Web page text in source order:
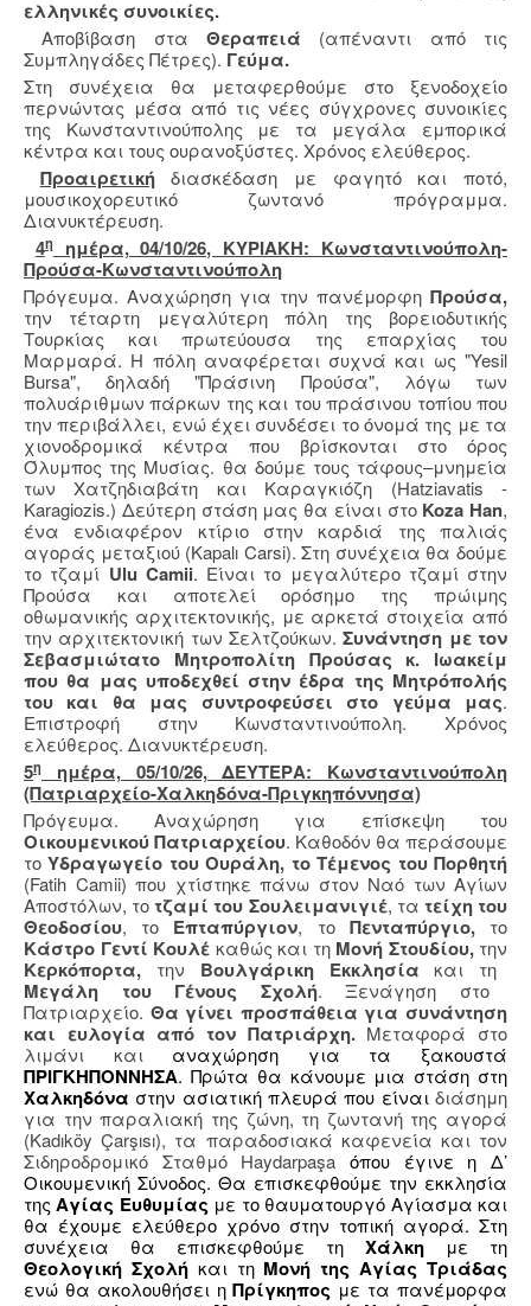
ελληνικές συνοικίες.
Αποβίβαση στα Θεραπειά (απέναντι από τις
Συμπληγάδες Πέτρες). Γεύμα.
Στη συνέχεια θα μεταφερθούμε στο ξενοδοχείο
περνώντας μέσα από τις νέες σύγχρονες συνοικίες
της Κωνσταντινούπολης με τα μεγάλα εμπορικά
κέντρα και τους ουρανοξύστες. Χρόνος ελεύθερος.
Προαιρετική
διασκέδαση με φαγητό και ποτό,
μουσικοχορευτικό ζωντανό πρόγραμμα.
Διανυκτέρευση.
4η
ημέρα, 04/10/26, ΚΥΡΙΑΚΗ: Κωνσταντινούπολη-
Προύσα-Κωνσταντινούπολη
Πρόγευμα. Αναχώρηση για την πανέμορφη Προύσα,
την τέταρτη μεγαλύτερη πόλη της βορειοδυτικής
Τουρκίας και πρωτεύουσα της επαρχίας του
Μαρμαρά. Η πόλη αναφέρεται συχνά και ως "Yesil
Bursa", δηλαδή "Πράσινη Προύσα", λόγω των
πολυάριθμων πάρκων της και του πράσινου τοπίου που
την περιβάλλει, ενώ έχει συνδέσει το όνομά της με τα
χιονοδρομικά κέντρα που βρίσκονται στο όρος
Όλυμπος της Μυσίας. θα δούμε τους τάφους–μνημεία
των Χατζηδιαβάτη και Καραγκιόζη (Hatziavatis -
Karagiozis.) Δεύτερη στάση μας θα είναι στο Koza Han,
ένα ενδιαφέρον κτίριο στην καρδιά της παλιάς
αγοράς μεταξιού (Kapalı Carsi). Στη συνέχεια θα δούμε
το τζαμί Ulu Camii. Είναι το μεγαλύτερο τζαμί στην
Προύσα και αποτελεί ορόσημο της πρώιμης
οθωμανικής αρχιτεκτονικής, με αρκετά στοιχεία από
την αρχιτεκτονική των Σελτζούκων.Συνάντηση με τον
Σεβασμιώτατο Μητροπολίτη Προύσας κ. Ιωακείμ
που θα μας υποδεχθεί στην έδρα της Μητρόπολής
του και θα μας συντροφεύσει στο γεύμα μας.
Επιστροφή στην Κωνσταντινούπολη. Χρόνος
ελεύθερος. Διανυκτέρευση.
5η
ημέρα, 05/10/26, ΔΕΥΤΕΡΑ: Κωνσταντινούπολη
(Πατριαρχείο-Χαλκηδόνα-Πριγκηπόννησα)
Πρόγευμα. Αναχώρηση για επίσκεψη του
Οικουμενικού Πατριαρχείου. Καθοδόν θα περάσουμε
τοΥδραγωγείο του Ουράλη, το Τέμενος του Πορθητή
(Fatih Camii) που χτίστηκε πάνω στον Ναό των Αγίων
Αποστόλων, το τζαμί του Σουλειμανιγιέ, τα τείχη του
Θεοδοσίου, το Επταπύργιον, το Πενταπύργιο, το
Κάστρο Γεντί Κουλέ καθώς και τη Μονή Στουδίου, την
Κερκόπορτα, την Βουλγάρικη Εκκλησίακαι τη
Μεγάλη του Γένους Σχολή. Ξενάγηση στο
Πατριαρχείο. Θα γίνει προσπάθεια για συνάντηση
και ευλογία από τον Πατριάρχη.Μεταφορά στο
λιμάνι και αναχώρηση για τα ξακουστά
ΠΡΙΓΚΗΠΟΝΝΗΣΑ. Πρώτα θα κάνουμε μια στάση στη
Χαλκηδόνα στην ασιατική πλευρά που είναι διάσημη
για την παραλιακή της ζώνη, τη ζωντανή της αγορά
(Kadıköy Çarşısı), τα παραδοσιακά καφενεία και τον
Σιδηροδρομικό Σταθμό Haydarpaşa όπου έγινε η Δ’
Οικουμενική Σύνοδος. Θα επισκεφθούμε την εκκλησία
τηςΑγίας Ευθυμίας με το θαυματουργό Αγίασμα και
θα έχουμε ελεύθερο χρόνο στην τοπική αγορά. Στη
συνέχεια θα επισκεφθούμε τη Χάλκη με τη
Θεολογική Σχολήκαι τη Μονή της Αγίας Τριάδας
ενώ θα ακολουθήσει ηΠρίγκηπος με τα πανέμορφα